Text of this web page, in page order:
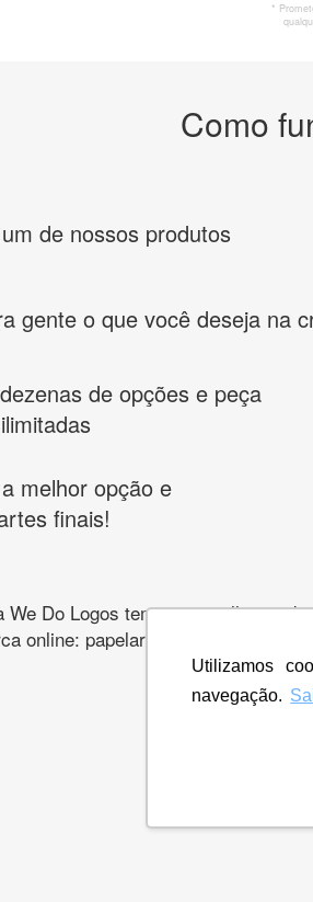
Utilizamos
navegação.
*
Como
de nossos produtos
gente o que você deseja na
de opções e peça
melhor opção e
finais!
We Do Logos temos os melhores
online: papelaria, banner, cartão